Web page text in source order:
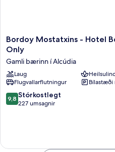
Bordoy
Mostatxins
Hotel
Boutique
Adults
Only
Gamli
Bordoy Mostatxins - Hotel
Only
Gamli bærinn í Alcúdia
Laug
Flugvallarflutningur
Bílastæði
9.8
af
9,8 Stórkostlegt
227 umsagnir